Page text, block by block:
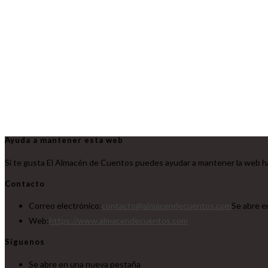
Ayuda a mantener esta web
Si te gusta El Almacén de Cuentos puedes ayudar a mantener la web
Contacto
Correo electrónico:
Se abre
Web:
Síguenos
Se abre en una nueva pestaña